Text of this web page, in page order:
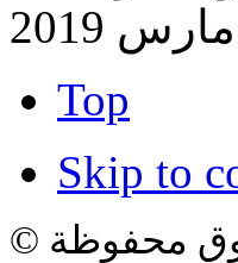
Top
Skip to
محفوظة ©